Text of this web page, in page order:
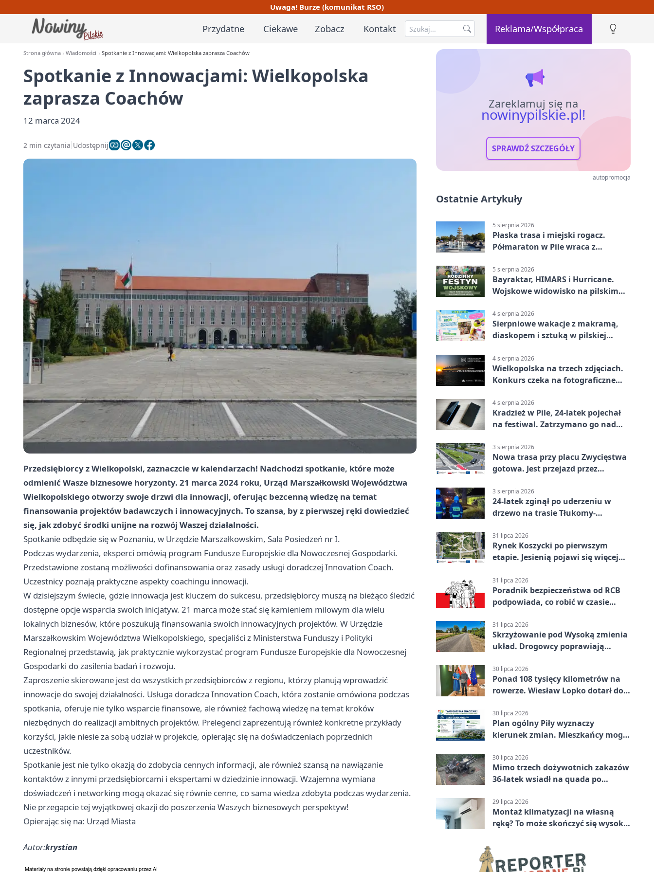
Uwaga! Burze (komunikat RSO)
Przydatne Ciekawe Zobacz Kontakt Reklama/Współpraca
Strona główna Wiadomości Spotkanie z Innowacjami: Wielkopolska zaprasza Coachów
Spotkanie z Innowacjami: Wielkopolska
zaprasza Coachów
12 marca 2024
2 min czytania Udostępnij
Przedsiębiorcy z Wielkopolski, zaznaczcie w kalendarzach! Nadchodzi spotkanie, które może
odmienić Wasze biznesowe horyzonty. 21 marca 2024 roku, Urząd Marszałkowski Województwa
Wielkopolskiego otworzy swoje drzwi dla innowacji, oferując bezcenną wiedzę na temat
finansowania projektów badawczych i innowacyjnych. To szansa, by z pierwszej ręki dowiedzieć
się, jak zdobyć środki unijne na rozwój Waszej działalności.
Spotkanie odbędzie się w Poznaniu, w Urzędzie Marszałkowskim, Sala Posiedzeń nr I.
Podczas wydarzenia, eksperci omówią program Fundusze Europejskie dla Nowoczesnej Gospodarki.
Przedstawione zostaną możliwości dofinansowania oraz zasady usługi doradczej Innovation Coach.
Uczestnicy poznają praktyczne aspekty coachingu innowacji.
W dzisiejszym świecie, gdzie innowacja jest kluczem do sukcesu, przedsiębiorcy muszą na bieżąco śledzić
dostępne opcje wsparcia swoich inicjatyw. 21 marca może stać się kamieniem milowym dla wielu
lokalnych biznesów, które poszukują finansowania swoich innowacyjnych projektów. W Urzędzie
Marszałkowskim Województwa Wielkopolskiego, specjaliści z Ministerstwa Funduszy i Polityki
Regionalnej przedstawią, jak praktycznie wykorzystać program Fundusze Europejskie dla Nowoczesnej
Gospodarki do zasilenia badań i rozwoju.
Zaproszenie skierowane jest do wszystkich przedsiębiorców z regionu, którzy planują wprowadzić
innowacje do swojej działalności. Usługa doradcza Innovation Coach, która zostanie omówiona podczas
spotkania, oferuje nie tylko wsparcie finansowe, ale również fachową wiedzę na temat kroków
niezbędnych do realizacji ambitnych projektów. Prelegenci zaprezentują również konkretne przykłady
korzyści, jakie niesie za sobą udział w projekcie, opierając się na doświadczeniach poprzednich
uczestników.
Spotkanie jest nie tylko okazją do zdobycia cennych informacji, ale również szansą na nawiązanie
kontaktów z innymi przedsiębiorcami i ekspertami w dziedzinie innowacji. Wzajemna wymiana
doświadczeń i networking mogą okazać się równie cenne, co sama wiedza zdobyta podczas wydarzenia.
Nie przegapcie tej wyjątkowej okazji do poszerzenia Waszych biznesowych perspektyw!
Opierając się na: Urząd Miasta
Autor:krystian
Zareklamuj się na
nowinypilskie.pl!
SPRAWDŹ SZCZEGÓŁY
autopromocja
Ostatnie Artykuły
5 sierpnia 2026
Płaska trasa i miejski rogacz.
Półmaraton w Pile wraca z
5 sierpnia 2026
Bayraktar, HIMARS i Hurricane.
Wojskowe widowisko na pilskim
4 sierpnia 2026
Sierpniowe wakacje z makramą,
diaskopem i sztuką w pilskiej
4 sierpnia 2026
Wielkopolska na trzech zdjęciach.
Konkurs czeka na fotograficzne
4 sierpnia 2026
Kradzież w Pile, 24-latek pojechał
na festiwal. Zatrzymano go nad
3 sierpnia 2026
Nowa trasa przy placu Zwycięstwa
gotowa. Jest przejazd przez
3 sierpnia 2026
24-latek zginął po uderzeniu w
drzewo na trasie Tłukomy-
31 lipca 2026
Rynek Koszycki po pierwszym
etapie. Jesienią pojawi się więcej
31 lipca 2026
Poradnik bezpieczeństwa od RCB
podpowiada, co robić w czasie
31 lipca 2026
Skrzyżowanie pod Wysoką zmienia
układ. Drogowcy poprawiają
30 lipca 2026
Ponad 108 tysięcy kilometrów na
rowerze. Wiesław Lopko dotarł do
30 lipca 2026
Plan ogólny Piły wyznaczy
kierunek zmian. Mieszkańcy mogą
30 lipca 2026
Mimo trzech dożywotnich zakazów
36-latek wsiadł na quada po
29 lipca 2026
Montaż klimatyzacji na własną
rękę? To może skończyć się wysoką